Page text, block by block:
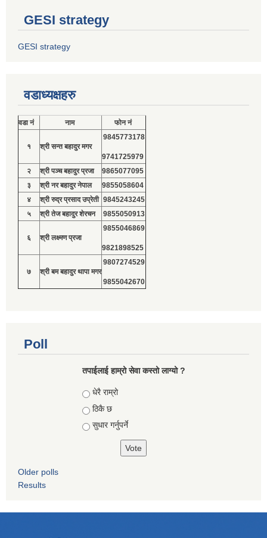
GESI strategy
GESI strategy
वडाध्यक्षहरु
वडा नं नाम फोन नं
१ श्री सन्त बहादुर मगर
9845773178
9741725979
२
श्री पञ्च बहादुर प्रजा
9865077095
३
श्री नर बहादुर नेपाल
9855058604
४
श्री रुद्र प्रसाद उप्रेती 9845243245
५
श्री तेज बहादुर शेरचन 9855050913
६ श्री लक्ष्मण प्रजा
9855046869
9821898525
७ श्री बम बहादुर थापा मगर
9807274529
9855042670
Poll
तपाईलाई हाम्रो सेवा कस्तो लाग्यो ?
Choices
धेरै राम्रो
ठिकै छ
सुधार गर्नुपर्ने
Older polls
Results